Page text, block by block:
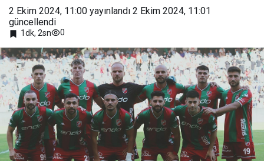
2 Ekim 2024, 11:00 yayınlandı 2 Ekim 2024, 11:01
güncellendi
1dk, 2sn 0